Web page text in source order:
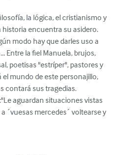
la lógica, el cristianismo y
encuentra su asidero.
modo hay que darles uso a
Entre la fiel Manuela, brujos,
poetisas "estríper", pastores y
mundo de este personajillo,
contará sus tragedias.
aguardan situaciones vistas
´vuesas mercedes´ voltearse y